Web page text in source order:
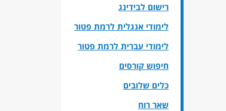
רישום לבידינג
לימודי אנגלית לרמת פטור
לימודי עברית לרמת פטור
חיפוש קורסים
כלים שלובים
שאר רוח